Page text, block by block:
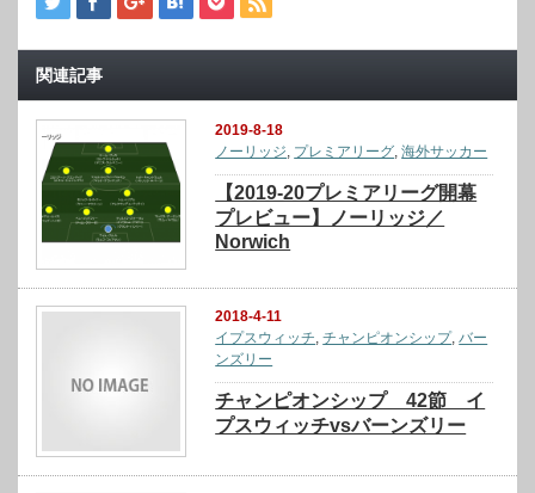
関連記事
2019-8-18
ノーリッジ, プレミアリーグ,海外サッカー
【2019-20プレミアリーグ開幕
プレビュー】ノーリッジ／
Norwich
2018-4-11
イプスウィッチ,チャンピオンシップ,バー
ンズリー
チャンピオンシップ 42節 イ
プスウィッチvsバーンズリー